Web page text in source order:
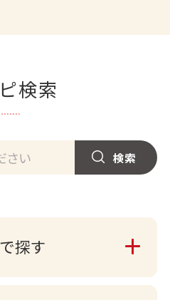
検索
探す